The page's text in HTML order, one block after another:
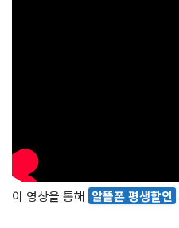
이 영상을 통해 알뜰폰 평생할인